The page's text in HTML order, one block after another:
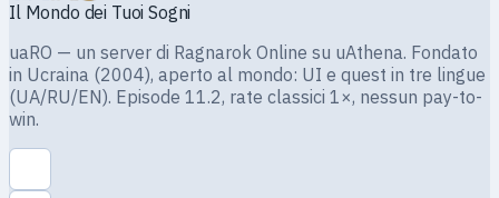
Il Mondo dei Tuoi Sogni
uaRO — un server di Ragnarok Online su uAthena. Fondato
in Ucraina (2004), aperto al mondo: UI e quest in tre lingue
(UA/RU/EN). Episode 11.2, rate classici 1×, nessun pay-to-
win.